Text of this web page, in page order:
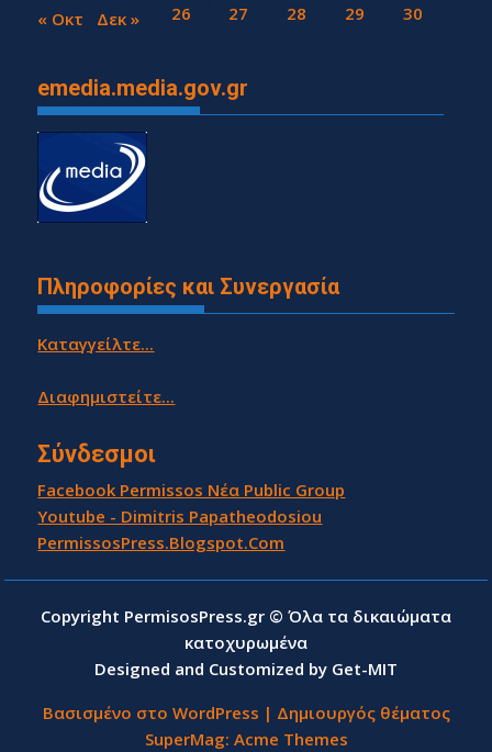
24
25 26 27 28 29 30
« Οκτ Δεκ »
emedia.media.gov.gr
Πληροφορίες και Συνεργασία
Καταγγείλτε...
Διαφημιστείτε...
Σύνδεσμοι
Facebook Permissos Νέα Public Group
Youtube - Dimitris Papatheodosiou
PermissosPress.Blogspot.Com
Copyright PermisosPress.gr © Όλα τα δικαιώματα
κατοχυρωμένα
Designed and Customized by Get-MIT
Βασισμένο στο WordPress | Δημιουργός θέματος
SuperMag: Acme Themes